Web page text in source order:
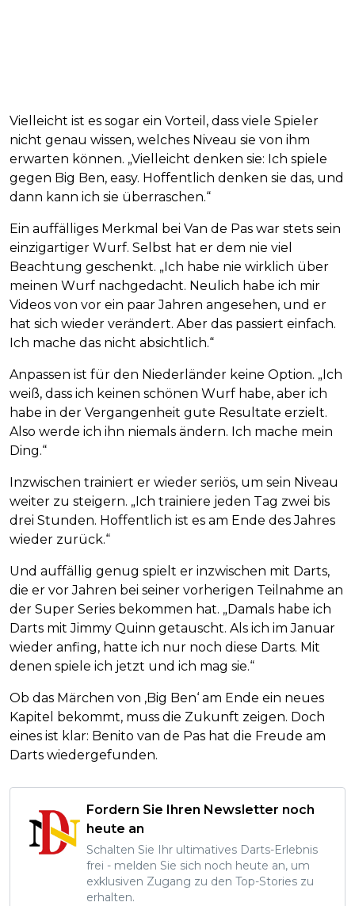
Vielleicht ist es sogar ein Vorteil, dass viele Spieler
nicht genau wissen, welches Niveau sie von ihm
erwarten können. „Vielleicht denken sie: Ich spiele
gegen Big Ben, easy. Hoffentlich denken sie das, und
dann kann ich sie überraschen.“
Ein auffälliges Merkmal bei Van de Pas war stets sein
einzigartiger Wurf. Selbst hat er dem nie viel
Beachtung geschenkt. „Ich habe nie wirklich über
meinen Wurf nachgedacht. Neulich habe ich mir
Videos von vor ein paar Jahren angesehen, und er
hat sich wieder verändert. Aber das passiert einfach.
Ich mache das nicht absichtlich.“
Anpassen ist für den Niederländer keine Option. „Ich
weiß, dass ich keinen schönen Wurf habe, aber ich
habe in der Vergangenheit gute Resultate erzielt.
Also werde ich ihn niemals ändern. Ich mache mein
Ding.“
Inzwischen trainiert er wieder seriös, um sein Niveau
weiter zu steigern. „Ich trainiere jeden Tag zwei bis
drei Stunden. Hoffentlich ist es am Ende des Jahres
wieder zurück.“
Und auffällig genug spielt er inzwischen mit Darts,
die er vor Jahren bei seiner vorherigen Teilnahme an
der Super Series bekommen hat. „Damals habe ich
Darts mit Jimmy Quinn getauscht. Als ich im Januar
wieder anfing, hatte ich nur noch diese Darts. Mit
denen spiele ich jetzt und ich mag sie.“
Ob das Märchen von ‚Big Ben‘ am Ende ein neues
Kapitel bekommt, muss die Zukunft zeigen. Doch
eines ist klar: Benito van de Pas hat die Freude am
Darts wiedergefunden.
Fordern Sie Ihren Newsletter noch
heute an
Schalten Sie Ihr ultimatives Darts-Erlebnis
frei - melden Sie sich noch heute an, um
exklusiven Zugang zu den Top-Stories zu
erhalten.